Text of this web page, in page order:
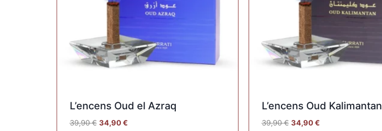
L’encens Oud el Azraq
39,90€ 34,90€
L’encens Oud Kalimantan
39,90€ 34,90€